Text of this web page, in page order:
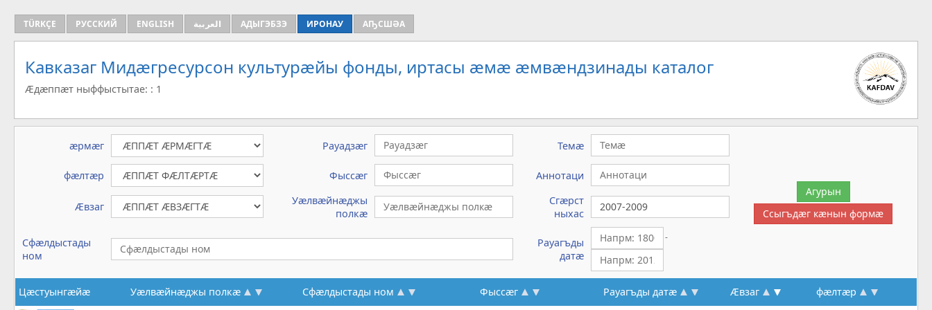
TÜRKÇE РУССКИЙ ENGLISH العربية АДЫГЭБЗЭ ИРОНАУ АҦСШӘА
Кавказаг Мидæгресурсон культурæйы фонды, иртасы æмæ æмвæндзинады каталог
Æдæппæт ныффыстытае: : 1
æрмæг Рауадзæг Темæ
фæлтæр Фыссæг Аннотаци
Æвзаг
Уæлвæйнæджы
полкæ
Сгæрст
ныхас
Сфæлдыстады
ном
Рауагъды
датæ
-
Цæстуынгæйæ Уæлвæйнæджы полкæ Сфæлдыстады ном Фыссæг Рауагъды датæ Æвзаг фæлтæр